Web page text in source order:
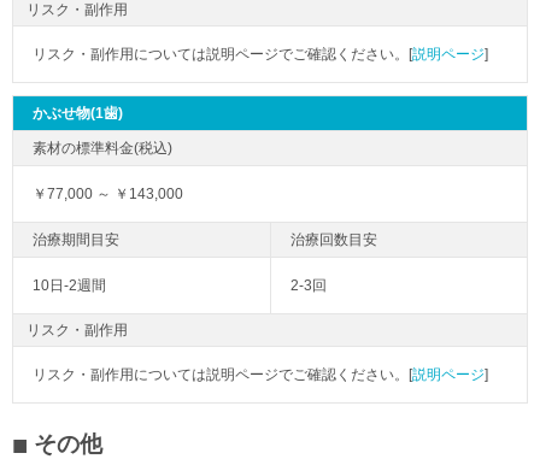
リスク・副作用
リスク・副作用については説明ページでご確認ください。[説明ページ]
かぶせ物(1歯)
￥77,000 ～ ￥143,000
10日-2週間 2-3回
リスク・副作用
リスク・副作用については説明ページでご確認ください。[説明ページ]
その他